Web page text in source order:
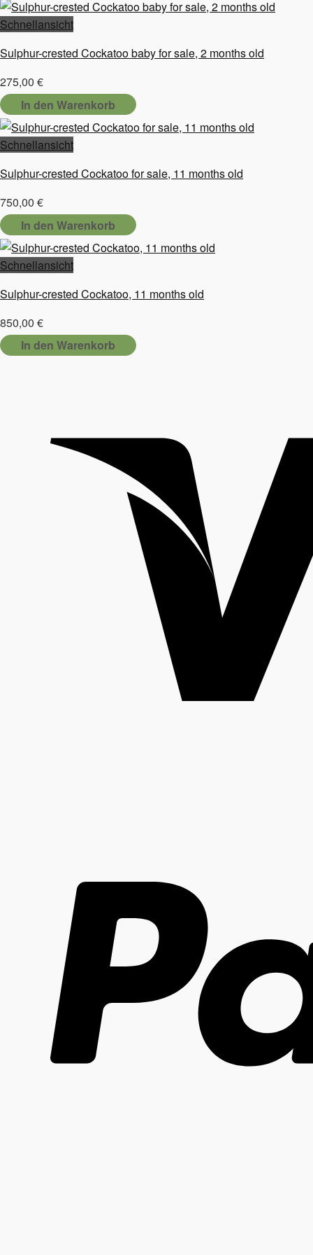
Schnellansicht
Sulphur-crested Cockatoo baby for sale, 2 months old
275,00 €
In den Warenkorb
Schnellansicht
Sulphur-crested Cockatoo for sale, 11 months old
750,00 €
In den Warenkorb
Schnellansicht
Sulphur-crested Cockatoo, 11 months old
850,00 €
In den Warenkorb